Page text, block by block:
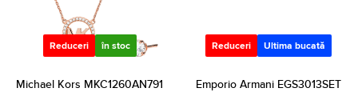
Reduceri în stoc
Michael Kors MKC1260AN791
Reduceri Ultima bucată
Emporio Armani EGS3013SET